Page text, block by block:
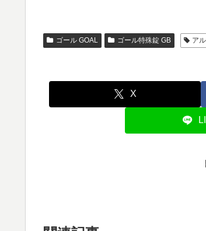
ゴール GOAL ゴール特殊錠 GB ア
X